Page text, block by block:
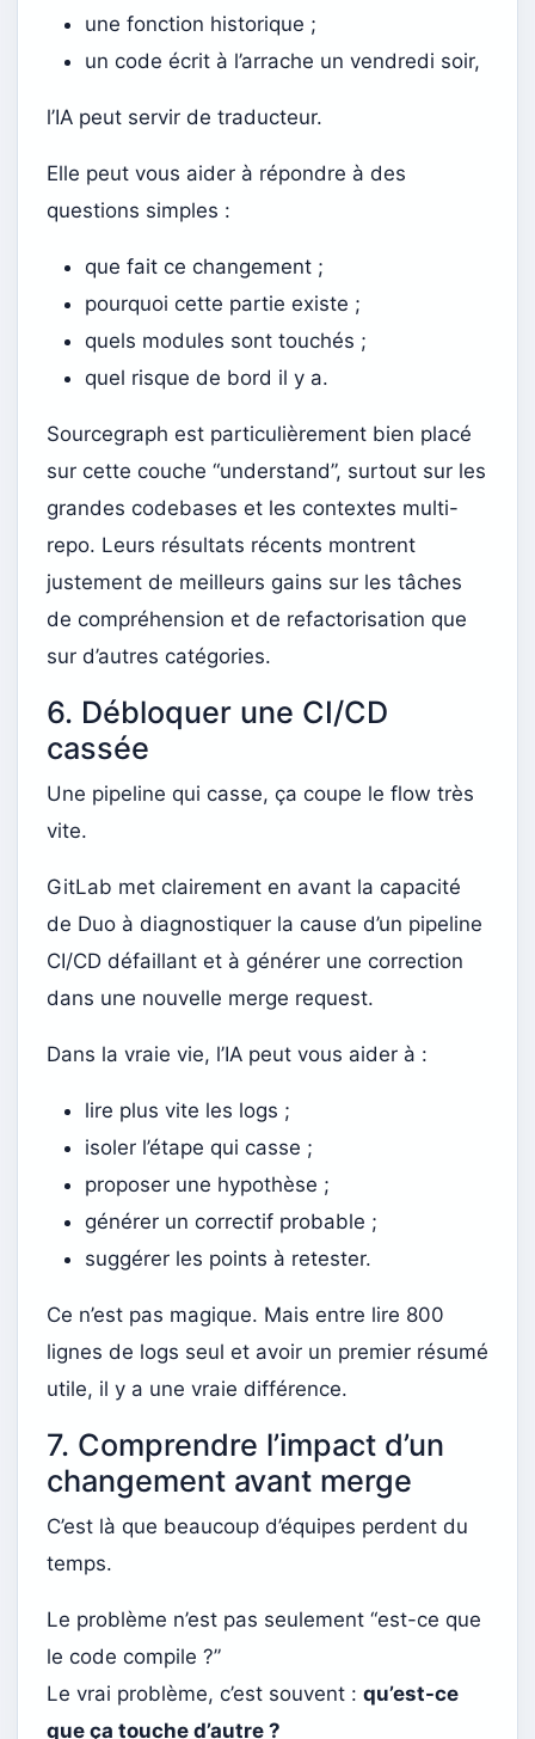
une fonction historique ;
un code écrit à l’arrache un vendredi soir,
l’IA peut servir de traducteur.
Elle peut vous aider à répondre à des
questions simples :
que fait ce changement ;
pourquoi cette partie existe ;
quels modules sont touchés ;
quel risque de bord il y a.
Sourcegraph est particulièrement bien placé
sur cette couche “understand”, surtout sur les
grandes codebases et les contextes multi-
repo. Leurs résultats récents montrent
justement de meilleurs gains sur les tâches
de compréhension et de refactorisation que
sur d’autres catégories.
6. Débloquer une CI/CD
cassée
Une pipeline qui casse, ça coupe le flow très
vite.
GitLab met clairement en avant la capacité
de Duo à diagnostiquer la cause d’un pipeline
CI/CD défaillant et à générer une correction
dans une nouvelle merge request.
Dans la vraie vie, l’IA peut vous aider à :
lire plus vite les logs ;
isoler l’étape qui casse ;
proposer une hypothèse ;
générer un correctif probable ;
suggérer les points à retester.
Ce n’est pas magique. Mais entre lire 800
lignes de logs seul et avoir un premier résumé
utile, il y a une vraie différence.
7. Comprendre l’impact d’un
changement avant merge
C’est là que beaucoup d’équipes perdent du
temps.
Le problème n’est pas seulement “est-ce que
le code compile ?”
Le vrai problème, c’est souvent : qu’est-ce
que ça touche d’autre ?